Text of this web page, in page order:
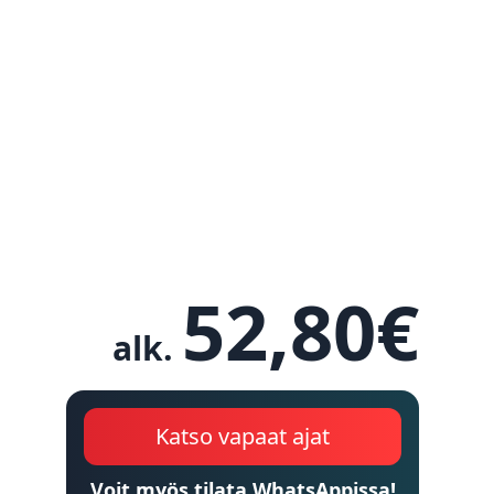
alk. 52,80€
Katso vapaat ajat